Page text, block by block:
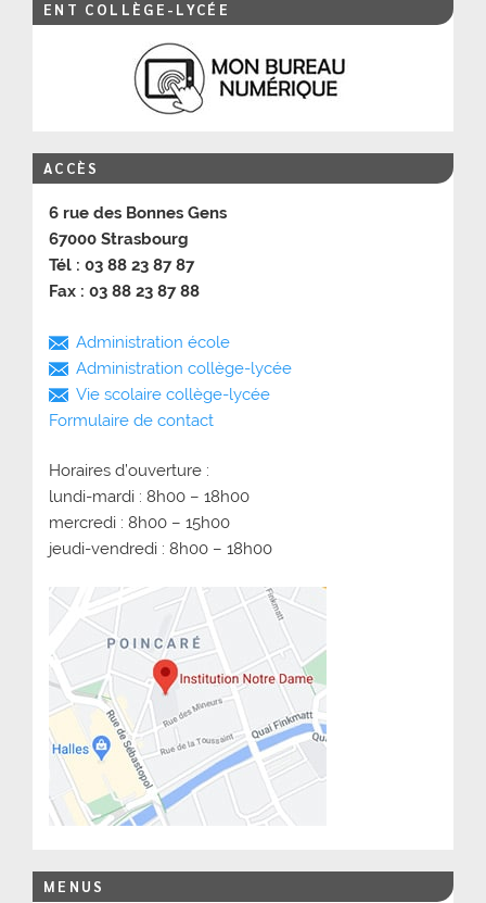
ENT COLLÈGE-LYCÉE
ACCÈS
6 rue des Bonnes Gens
67000 Strasbourg
Tél : 03 88 23 87 87
Fax : 03 88 23 87 88
Administration école
Administration collège-lycée
Vie scolaire collège-lycée
Formulaire de contact
Horaires d’ouverture :
lundi-mardi : 8h00 – 18h00
mercredi : 8h00 – 15h00
jeudi-vendredi : 8h00 – 18h00
MENUS